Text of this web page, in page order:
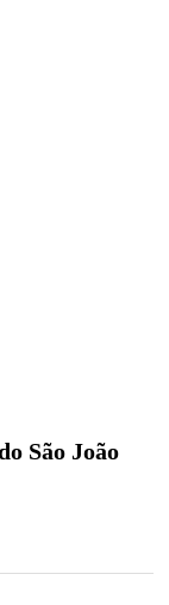
São João